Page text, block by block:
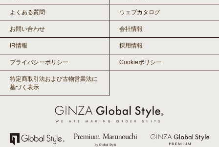
よくある質問 ウェブカタログ
お問い合わせ 会社情報
IR情報 採用情報
プライバシーポリシー Cookieポリシー
特定商取引法および古物営業法に
基づく表示